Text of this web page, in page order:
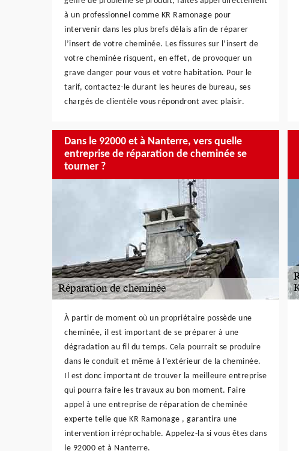
à un professionnel comme KR Ramonage pour
intervenir dans les plus brefs délais afin de réparer
l’insert de votre cheminée. Les fissures sur l’insert de
votre cheminée risquent, en effet, de provoquer un
grave danger pour vous et votre habitation. Pour le
tarif, contactez-le durant les heures de bureau, ses
chargés de clientèle vous répondront avec plaisir.
Dans le 92000 et à Nanterre, vers quelle
entreprise de réparation de cheminée se
tourner ?
À partir de moment où un propriétaire possède une
cheminée, il est important de se préparer à une
dégradation au fil du temps. Cela pourrait se produire
dans le conduit et même à l’extérieur de la cheminée.
Il est donc important de trouver la meilleure entreprise
qui pourra faire les travaux au bon moment. Faire
appel à une entreprise de réparation de cheminée
experte telle que KR Ramonage , garantira une
intervention irréprochable. Appelez-la si vous êtes dans
le 92000 et à Nanterre.